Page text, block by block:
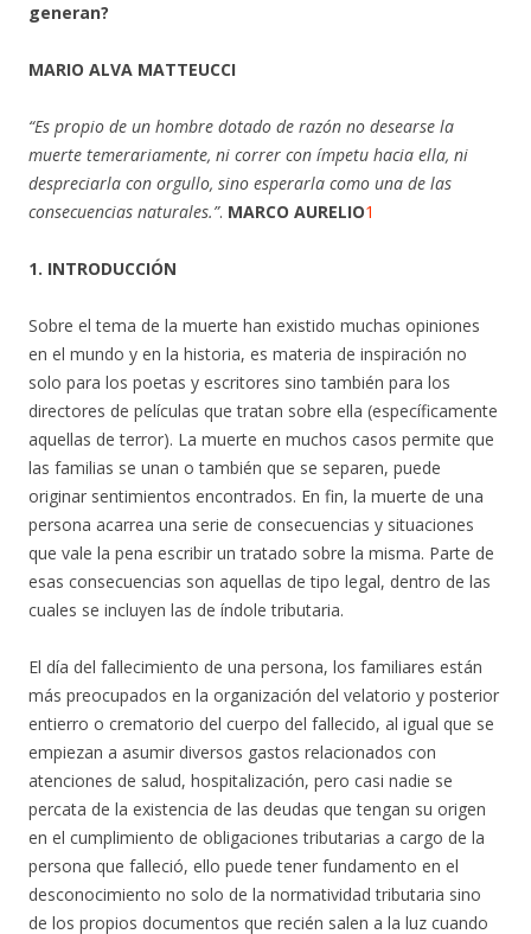
generan?
MARIO ALVA MATTEUCCI
“Es propio de un hombre dotado de razón no desearse la
muerte temerariamente, ni correr con ímpetu hacia ella, ni
despreciarla con orgullo, sino esperarla como una de las
consecuencias naturales.”. MARCO AURELIO1
1. INTRODUCCIÓN
Sobre el tema de la muerte han existido muchas opiniones
en el mundo y en la historia, es materia de inspiración no
solo para los poetas y escritores sino también para los
directores de películas que tratan sobre ella (específicamente
aquellas de terror). La muerte en muchos casos permite que
las familias se unan o también que se separen, puede
originar sentimientos encontrados. En fin, la muerte de una
persona acarrea una serie de consecuencias y situaciones
que vale la pena escribir un tratado sobre la misma. Parte de
esas consecuencias son aquellas de tipo legal, dentro de las
cuales se incluyen las de índole tributaria.
El día del fallecimiento de una persona, los familiares están
más preocupados en la organización del velatorio y posterior
entierro o crematorio del cuerpo del fallecido, al igual que se
empiezan a asumir diversos gastos relacionados con
atenciones de salud, hospitalización, pero casi nadie se
percata de la existencia de las deudas que tengan su origen
en el cumplimiento de obligaciones tributarias a cargo de la
persona que falleció, ello puede tener fundamento en el
desconocimiento no solo de la normatividad tributaria sino
de los propios documentos que recién salen a la luz cuando